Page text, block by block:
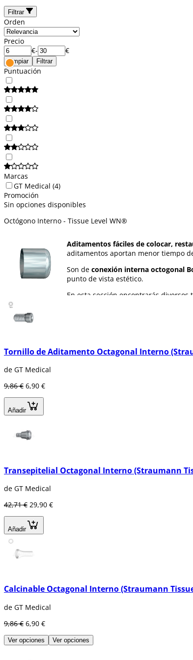
Filtrar
Orden
Precio
€- €
Limpiar Filtrar
Puntuación
Marcas
GT Medical (4)
Promoción
Sin opciones disponibles
Octógono Interno - Tissue Level WN®
Aditamentos fáciles de colocar,
aditamentos aportan menor tiempo
Son de conexión interna octogonal
punto de vista estético.
En esta sección encontrarás
Tornillo de Aditamento Octagonal Interno
de GT Medical
9,86 € 6,90 €
Añadir
Transepitelial Octagonal Interno (Straumann
de GT Medical
42,71 € 29,90 €
Añadir
Calcinable Octagonal Interno (Straumann
de GT Medical
9,86 € 6,90 €
Ver opciones Ver opciones